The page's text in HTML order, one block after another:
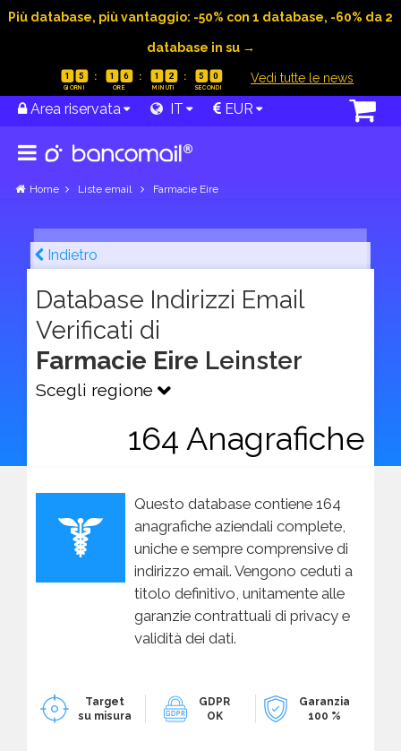
Più database, più vantaggio: -50% con 1 database, -60% da 2
database in su →
1 5 1 6 1 2 4 9 Vedi tutte le news
Area riservata IT EUR
Home Liste email Farmacie Eire
Indietro
Database Indirizzi Email
Verificati di
Farmacie Eire Leinster
Scegli regione
164 Anagrafiche
Questo database contiene 164
anagrafiche aziendali complete,
uniche e sempre comprensive di
indirizzo email. Vengono ceduti a
titolo definitivo, unitamente alle
garanzie contrattuali di privacy e
validità dei dati.
Target
su misura
GDPR
OK
Garanzia
100 %